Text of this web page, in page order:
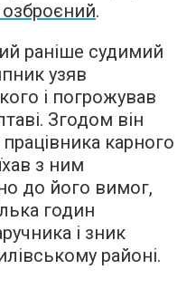
озброєний.
раніше судимий
узяв
і погрожував
Згодом він
карного
з ним
до його вимог,
годин
і зник
районі.